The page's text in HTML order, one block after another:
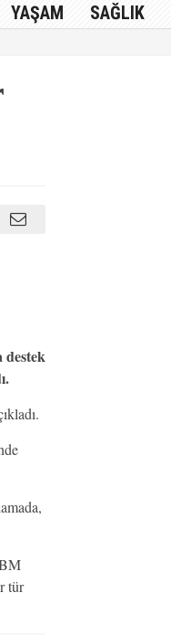
YAŞAM SAĞLIK
tür